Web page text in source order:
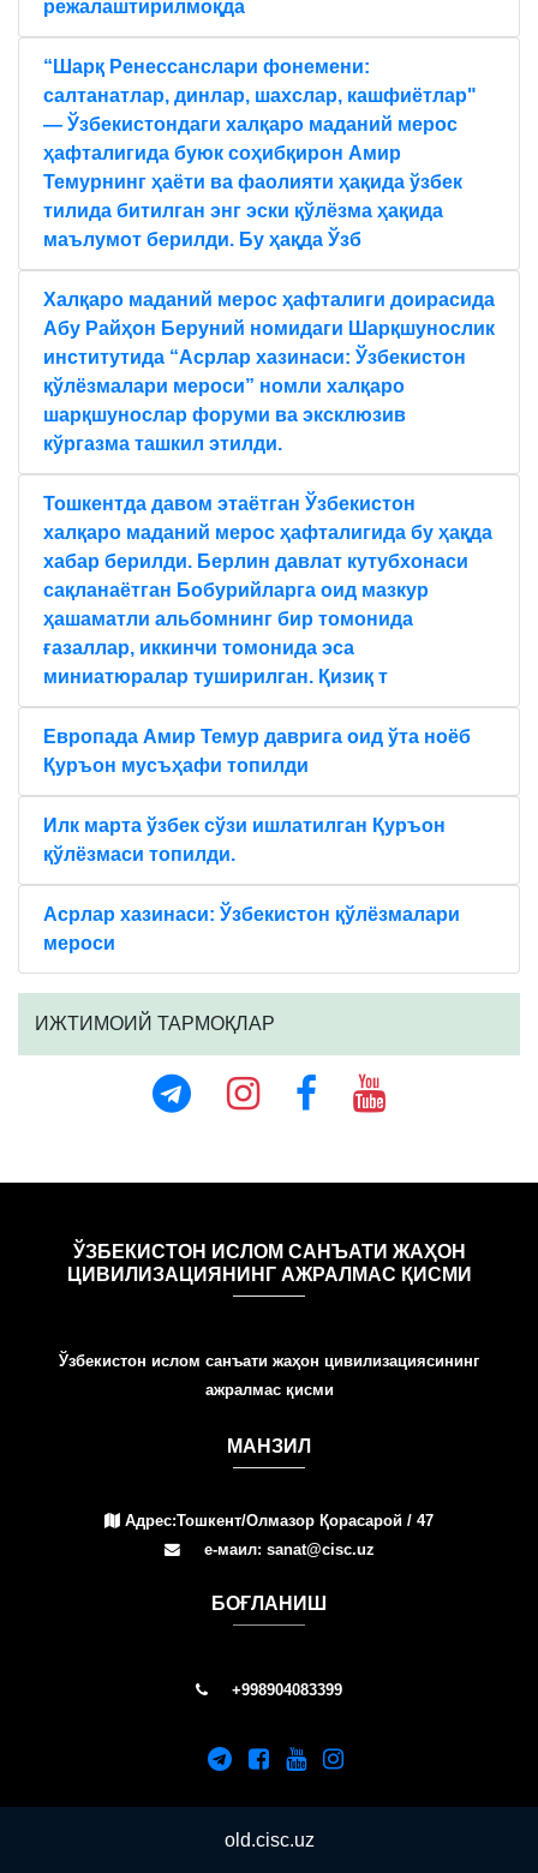
режалаштирилмоқда
“Шарқ Ренессанслари фонемени:
салтанатлар, динлар, шахслар, кашфиётлар"
— Ўзбекистондаги халқаро маданий мерос
ҳафталигида буюк соҳибқирон Амир
Темурнинг ҳаёти ва фаолияти ҳақида ўзбек
тилида битилган энг эски қўлёзма ҳақида
маълумот берилди. Бу ҳақда Ўзб
Халқаро маданий мерос ҳафталиги доирасида
Aбу Райҳон Беруний номидаги Шарқшунослик
институтида “Aсрлар хазинаси: Ўзбекистон
қўлёзмалари мероси” номли халқаро
шарқшунослар форуми ва эксклюзив
кўргазма ташкил этилди.
Тошкентда давом этаётган Ўзбекистон
халқаро маданий мерос ҳафталигида бу ҳақда
хабар берилди. Берлин давлат кутубхонаси
сақланаётган Бобурийларга оид мазкур
ҳашаматли альбомнинг бир томонида
ғазаллар, иккинчи томонида эса
миниатюралар туширилган. Қизиқ т
Европада Амир Темур даврига оид ўта ноёб
Қуръон мусъҳафи топилди
Илк марта ўзбек сўзи ишлатилган Қуръон
қўлёзмаси топилди.
Aсрлар хазинаси: Ўзбекистон қўлёзмалари
мероси
ИЖТИМОИЙ ТАРМОҚЛАР
ЎЗБЕКИСТОН ИСЛОМ САНЪАТИ ЖАҲОН
ЦИВИЛИЗАЦИЯНИНГ АЖРАЛМАС ҚИСМИ
Ўзбекистон ислом санъати жаҳон цивилизациясининг
ажралмас қисми
МАНЗИЛ
Адрес:Тошкент/Олмазор Қорасарой / 47
е-маил: sanat@cisc.uz
БOҒЛАНИШ
+998904083399
old.cisc.uz